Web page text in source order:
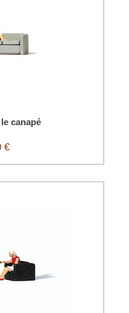
canapé
€